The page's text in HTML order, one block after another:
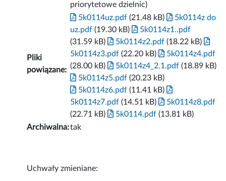
priorytetowe dzielnic)
Pliki
powiązane:
5k0114uz.pdf (21.48 kB)
5k0114z do
uz.pdf (19.30 kB)
5k0114z1..pdf
(31.59 kB)
5k0114z2.pdf (18.22 kB)
5k0114z3.pdf (22.20 kB)
5k0114z4.pdf
(28.00 kB)
5k0114z4_2.1.pdf (18.89 kB)
5k0114z5.pdf (20.23 kB)
5k0114z6.pdf (11.41 kB)
5k0114z7.pdf (14.51 kB)
5k0114z8.pdf
(22.71 kB)
5k0114.pdf (13.81 kB)
Archiwalna:tak
Uchwały zmieniane: